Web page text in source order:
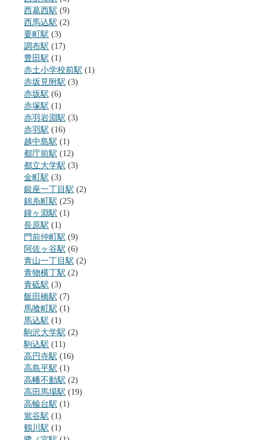
西葛西駅 (9)
西馬込駅 (2)
要町駅 (3)
調布駅 (17)
豊田駅 (1)
赤土小学校前駅 (1)
赤坂見附駅 (3)
赤坂駅 (6)
赤塚駅 (1)
赤羽岩淵駅 (3)
赤羽駅 (16)
越中島駅 (1)
都庁前駅 (12)
都立大学駅 (3)
金町駅 (3)
銀座一丁目駅 (2)
錦糸町駅 (25)
鐘ヶ淵駅 (1)
長原駅 (1)
門前仲町駅 (9)
阿佐ヶ谷駅 (6)
青山一丁目駅 (2)
青物横丁駅 (2)
青砥駅 (3)
飯田橋駅 (7)
馬喰町駅 (1)
馬込駅 (1)
駒沢大学駅 (2)
駒込駅 (11)
高円寺駅 (16)
高島平駅 (1)
高幡不動駅 (2)
高田馬場駅 (19)
高輪台駅 (1)
鴬谷駅 (1)
鶴川駅 (1)